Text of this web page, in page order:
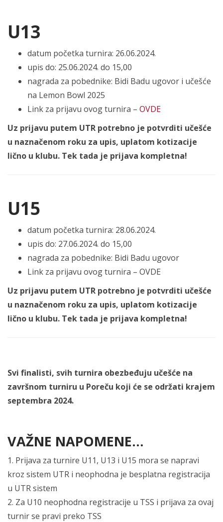
U13
datum početka turnira: 26.06.2024.
upis do: 25.06.2024. do 15,00
nagrada za pobednike: Bidi Badu ugovor i učešće
na Lemon Bowl 2025
Link za prijavu ovog turnira – OVDE
Uz prijavu putem UTR potrebno je potvrditi učešće
u naznačenom roku za upis, uplatom kotizacije
lično u klubu. Tek tada je prijava kompletna!
U15
datum početka turnira: 28.06.2024.
upis do: 27.06.2024. do 15,00
nagrada za pobednike: Bidi Badu ugovor
Link za prijavu ovog turnira – OVDE
Uz prijavu putem UTR potrebno je potvrditi učešće
u naznačenom roku za upis, uplatom kotizacije
lično u klubu. Tek tada je prijava kompletna!
Svi finalisti, svih turnira obezbeđuju učešće na
završnom turniru u Poreču koji će se održati krajem
septembra 2024.
VAŽNE NAPOMENE…
1. Prijava za turnire U11, U13 i U15 mora se napravi
kroz sistem UTR i neophodna je besplatna registracija
u UTR sistem
2. Za U10 neophodna registracije u TSS i prijava za ovaj
turnir se pravi preko TSS